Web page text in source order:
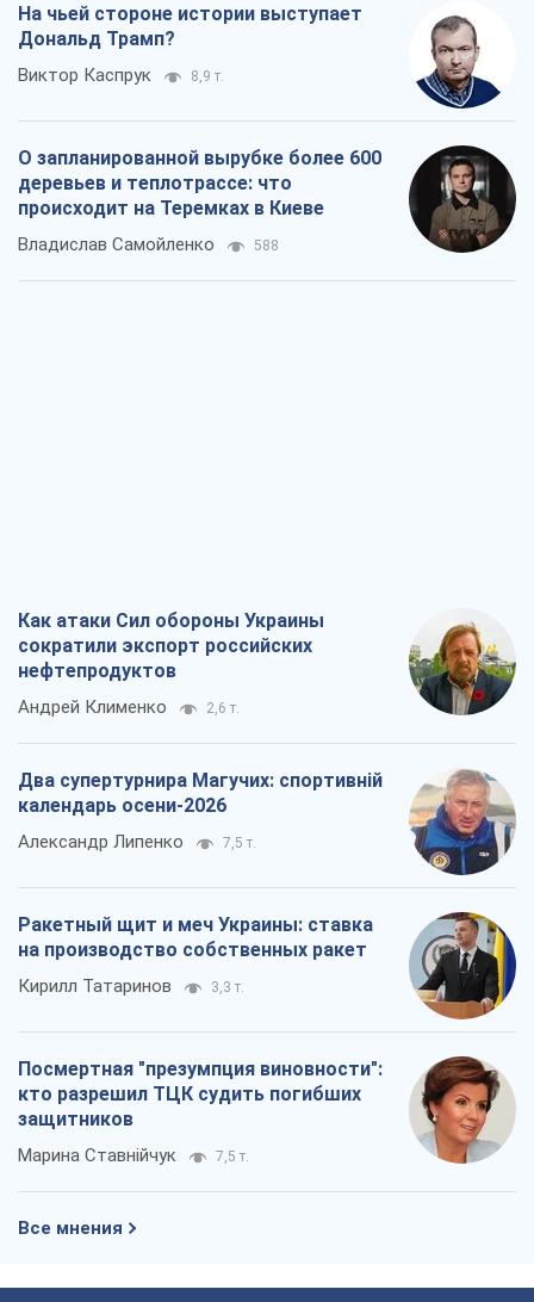
На чьей стороне истории выступает
Дональд Трамп?
Виктор Каспрук 8,9 т.
О запланированной вырубке более 600
деревьев и теплотрассе: что
происходит на Теремках в Киеве
Владислав Самойленко 588
Как атаки Сил обороны Украины
сократили экспорт российских
нефтепродуктов
Андрей Клименко 2,6 т.
Два супертурнира Магучих: спортивній
календарь осени-2026
Александр Липенко 7,5 т.
Ракетный щит и меч Украины: ставка
на производство собственных ракет
Кирилл Татаринов 3,3 т.
Посмертная "презумпция виновности":
кто разрешил ТЦК судить погибших
защитников
Марина Ставнійчук 7,5 т.
Все мнения